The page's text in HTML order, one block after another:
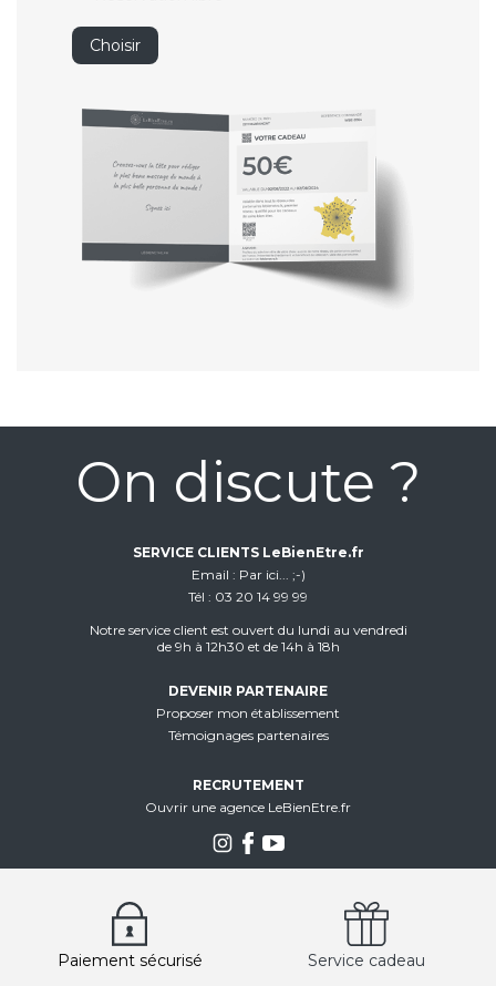
Choisir
On discute ?
SERVICE CLIENTS LeBienEtre.fr
Email
Par ici... ;-)
Tél
03 20 14 99 99
Notre service client est ouvert du lundi au vendredi
de 9h à 12h30 et de 14h à 18h
DEVENIR PARTENAIRE
Proposer mon établissement
Témoignages partenaires
RECRUTEMENT
Ouvrir une agence LeBienEtre.fr
Paiement sécurisé Service cadeau